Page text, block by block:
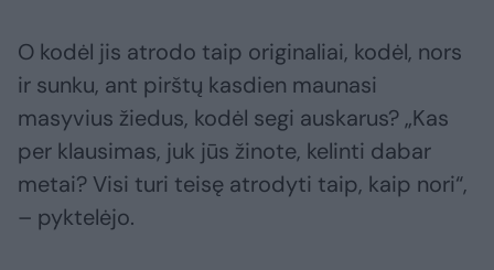
O kodėl jis atrodo taip originaliai, kodėl, nors
ir sunku, ant pirštų kasdien maunasi
masyvius žiedus, kodėl segi auskarus? „Kas
per klausimas, juk jūs žinote, kelinti dabar
metai? Visi turi teisę atrodyti taip, kaip nori“,
– pyktelėjo.